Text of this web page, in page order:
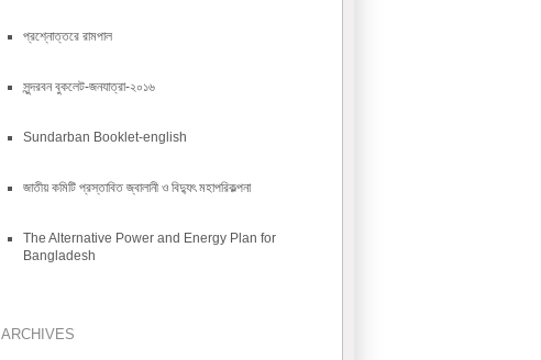
প্রশ্নোত্তরে রামপাল
সুন্দরবন বুকলেট-জনযাত্রা-২০১৬
Sundarban Booklet-english
জাতীয় কমিটি প্রস্তাবিত জ্বালানী ও বিদ্যুৎ মহাপরিকল্পনা
The Alternative Power and Energy Plan for
Bangladesh
ARCHIVES